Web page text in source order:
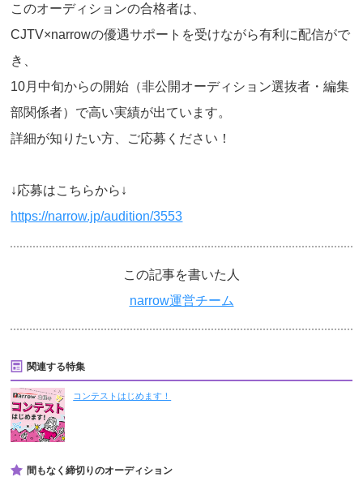
このオーディションの合格者は、
CJTV×narrowの優遇サポートを受けながら有利に配信がで
き、
10月中旬からの開始（非公開オーディション選抜者・編集
部関係者）で高い実績が出ています。
詳細が知りたい方、ご応募ください！
↓応募はこちらから↓
https://narrow.jp/audition/3553
この記事を書いた人
narrow運営チーム
関連する特集
コンテストはじめます！
間もなく締切りのオーディション